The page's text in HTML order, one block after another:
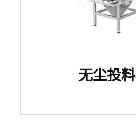
无尘投